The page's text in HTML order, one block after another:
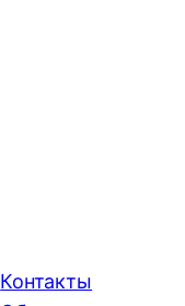
Контакты